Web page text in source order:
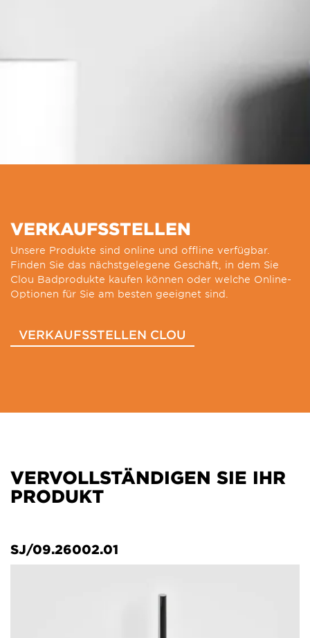
VERKAUFSSTELLEN
Unsere Produkte sind online und offline verfügbar.
Finden Sie das nächstgelegene Geschäft, in dem Sie
Clou Badprodukte kaufen können oder welche Online-
Optionen für Sie am besten geeignet sind.
VERKAUFSSTELLEN CLOU
VERVOLLSTÄNDIGEN SIE IHR
PRODUKT
SJ/09.26002.01